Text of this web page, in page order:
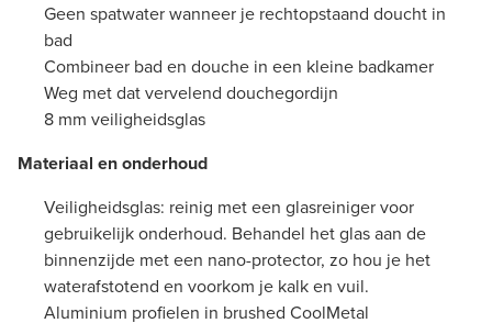
Geen spatwater wanneer je rechtopstaand doucht in
bad
Combineer bad en douche in een kleine badkamer
Weg met dat vervelend douchegordijn
8 mm veiligheidsglas
Materiaal en onderhoud
Veiligheidsglas: reinig met een glasreiniger voor
gebruikelijk onderhoud. Behandel het glas aan de
binnenzijde met een nano-protector, zo hou je het
waterafstotend en voorkom je kalk en vuil.
Aluminium profielen in brushed CoolMetal